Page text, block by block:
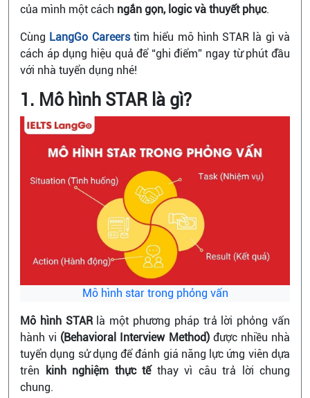
của mình một cách ngắn gọn, logic và thuyết phục.
Cùng LangGo Careerstìm hiểu mô hình STAR là gì và
cách áp dụng hiệu quả để “ghi điểm” ngay từ phút đầu
với nhà tuyển dụng nhé!
1. Mô hình STAR là gì?
Mô hình star trong phỏng vấn
Mô hình STARlà một phương pháp trả lời phỏng vấn
hành vi (Behavioral Interview Method)được nhiều nhà
tuyển dụng sử dụng để đánh giá năng lực ứng viên dựa
trên
kinh nghiệm thực tếthay vì câu trả lời chung
chung.